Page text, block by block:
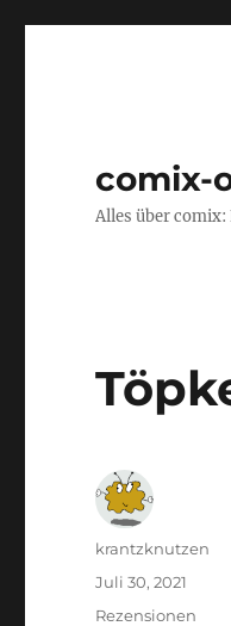
comix-
Alles über comix:
Autor
krantzknutzen
Veröffentlicht
Juli 30, 2021
Kategorien
Rezensionen